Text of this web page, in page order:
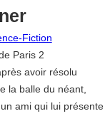
Fiction
Paris 2
avoir résolu
la balle du néant,
ami qui lui présente